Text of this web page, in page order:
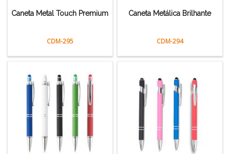
Caneta Metal Touch Premium
CDM-295
Caneta Metálica Brilhante
CDM-294